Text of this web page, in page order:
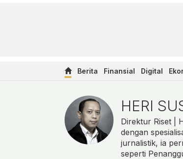
Berita Finansial Digital
Heri Susanto
HERI
Direktur Riset |
dengan
jurnalistik, ia
seperti